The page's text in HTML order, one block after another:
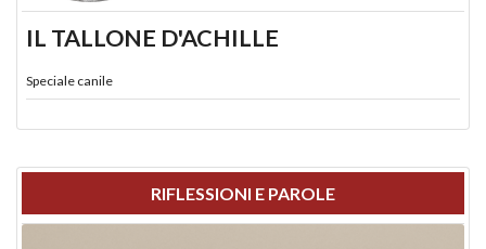
IL TALLONE D'ACHILLE
Speciale canile
RIFLESSIONI E PAROLE